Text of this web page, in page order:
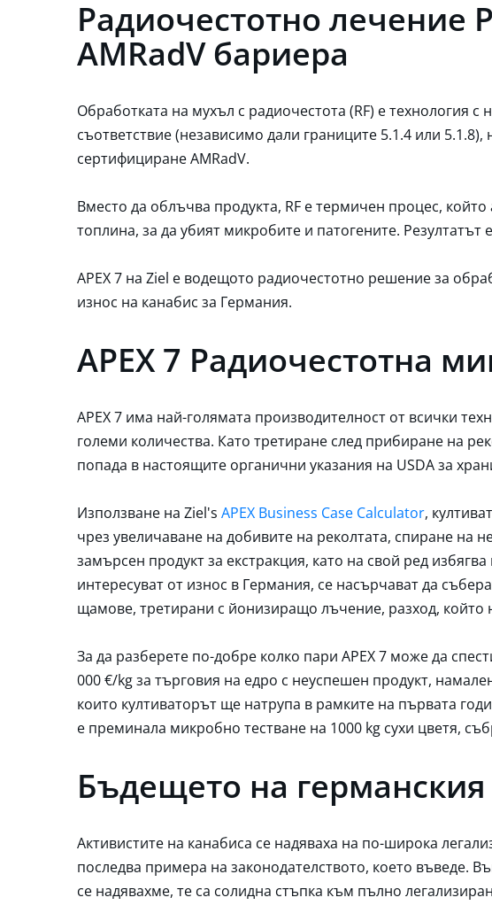
Радиочестотно лечение
AMRadV бариера
Обработката на мухъл с радиочестота (RF) е технология
съответствие (независимо дали границите 5.1.4 или
сертифициране AMRadV.
Вместо да облъчва продукта, RF е термичен процес,
топлина, за да убият микробите и патогените.
APEX 7 на Ziel е водещото радиочестотно решение за
износ на канабис за Германия.
APEX 7 Радиочестотна
APEX 7 има най-голямата производителност от всички
големи количества. Като третиране след прибиране на
попада в настоящите органични указания на USDA за
Използване на Ziel's APEX Business Case Calculator,
чрез увеличаване на добивите на реколтата, спиране на
замърсен продукт за екстракция, като на свой ред
интересуват от износ в Германия, се насърчават да
щамове, третирани с йонизиращо лъчение, разход, който
За да разберете по-добре колко пари APEX 7 може да
000 €/kg за търговия на едро с неуспешен продукт,
които култиваторът ще натрупа в рамките на първата
е преминала микробно тестване на 1000 kg сухи цветя,
Бъдещето на
Активистите на канабиса се надяваха на по-широка
последва примера на законодателството, което въведе.
се надявахме, те са солидна стъпка към пълно